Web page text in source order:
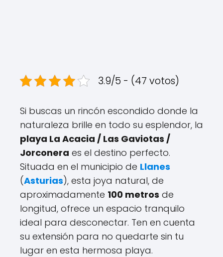
3.9/5 - (47 votos)
Si buscas un rincón escondido donde la
naturaleza brille en todo su esplendor, la
playa La Acacia / Las Gaviotas /
Jorconera es el destino perfecto.
Situada en el municipio de Llanes
(Asturias), esta joya natural, de
aproximadamente 100 metros de
longitud, ofrece un espacio tranquilo
ideal para desconectar. Ten en cuenta
su extensión para no quedarte sin tu
lugar en esta hermosa playa.